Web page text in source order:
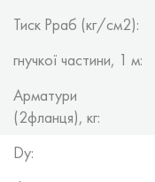
Тиск Рраб (кг/см2):
гнучкої частини, 1 м:
Арматури
(2фланця), кг:
Dy: